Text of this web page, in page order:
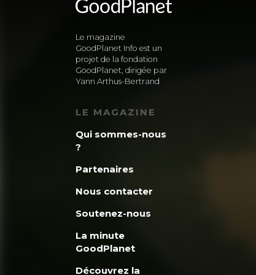
Le magazine
GoodPlanet Info est un
projet de la fondation
GoodPlanet, dirigée par
Yann Arthus-Bertrand
LE MAGAZINE
Qui sommes-nous
?
Partenaires
Nous contacter
Soutenez-nous
La minute
GoodPlanet
Découvrez la